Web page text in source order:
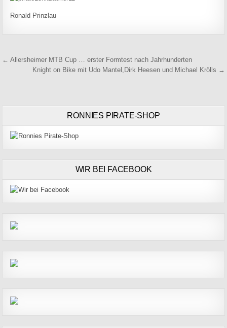
Ronald Prinzlau
Beitragsnavigation
← Allersheimer MTB Cup … erster Formtest nach Jahrhunderten
Knight on Bike mit Udo Mantel,Dirk Heesen und Michael Krölls →
RONNIES PIRATE-SHOP
WIR BEI FACEBOOK